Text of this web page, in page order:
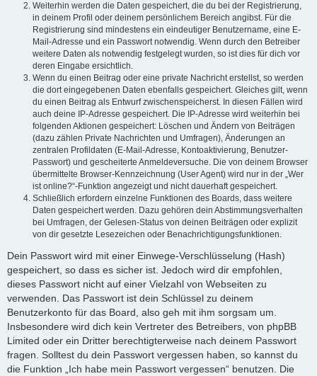
Weiterhin werden die Daten gespeichert, die du bei der Registrierung,
in deinem Profil oder deinem persönlichem Bereich angibst. Für die
Registrierung sind mindestens ein eindeutiger Benutzername, eine E-
Mail-Adresse und ein Passwort notwendig. Wenn durch den Betreiber
weitere Daten als notwendig festgelegt wurden, so ist dies für dich vor
deren Eingabe ersichtlich.
Wenn du einen Beitrag oder eine private Nachricht erstellst, so werden
die dort eingegebenen Daten ebenfalls gespeichert. Gleiches gilt, wenn
du einen Beitrag als Entwurf zwischenspeicherst. In diesen Fällen wird
auch deine IP-Adresse gespeichert. Die IP-Adresse wird weiterhin bei
folgenden Aktionen gespeichert: Löschen und Ändern von Beiträgen
(dazu zählen Private Nachrichten und Umfragen), Änderungen an
zentralen Profildaten (E-Mail-Adresse, Kontoaktivierung, Benutzer-
Passwort) und gescheiterte Anmeldeversuche. Die von deinem Browser
übermittelte Browser-Kennzeichnung (User Agent) wird nur in der „Wer
ist online?“-Funktion angezeigt und nicht dauerhaft gespeichert.
Schließlich erfordern einzelne Funktionen des Boards, dass weitere
Daten gespeichert werden. Dazu gehören dein Abstimmungsverhalten
bei Umfragen, der Gelesen-Status von deinen Beiträgen oder explizit
von dir gesetzte Lesezeichen oder Benachrichtigungsfunktionen.
Dein Passwort wird mit einer Einwege-Verschlüsselung (Hash)
gespeichert, so dass es sicher ist. Jedoch wird dir empfohlen,
dieses Passwort nicht auf einer Vielzahl von Webseiten zu
verwenden. Das Passwort ist dein Schlüssel zu deinem
Benutzerkonto für das Board, also geh mit ihm sorgsam um.
Insbesondere wird dich kein Vertreter des Betreibers, von phpBB
Limited oder ein Dritter berechtigterweise nach deinem Passwort
fragen. Solltest du dein Passwort vergessen haben, so kannst du
die Funktion „Ich habe mein Passwort vergessen“ benutzen. Die